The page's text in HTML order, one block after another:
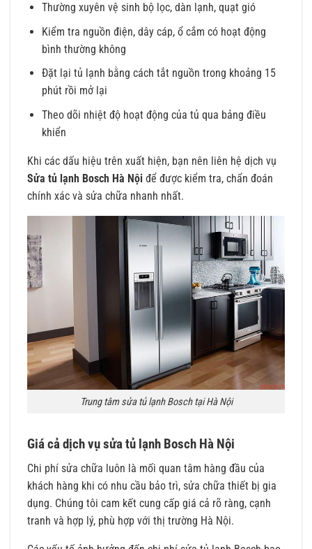
Thường xuyên vệ sinh bộ lọc, dàn lạnh, quạt gió
Kiểm tra nguồn điện, dây cáp, ổ cắm có hoạt động
bình thường không
Đặt lại tủ lạnh bằng cách tắt nguồn trong khoảng 15
phút rồi mở lại
Theo dõi nhiệt độ hoạt động của tủ qua bảng điều
khiển
Khi các dấu hiệu trên xuất hiện, bạn nên liên hệ dịch vụ
Sửa tủ lạnh Bosch Hà Nội để được kiểm tra, chẩn đoán
chính xác và sửa chữa nhanh nhất.
Trung tâm sửa tủ lạnh Bosch tại Hà Nội
Giá cả dịch vụ sửa tủ lạnh Bosch Hà Nội
Chi phí sửa chữa luôn là mối quan tâm hàng đầu của
khách hàng khi có nhu cầu bảo trì, sửa chữa thiết bị gia
dụng. Chúng tôi cam kết cung cấp giá cả rõ ràng, cạnh
tranh và hợp lý, phù hợp với thị trường Hà Nội.